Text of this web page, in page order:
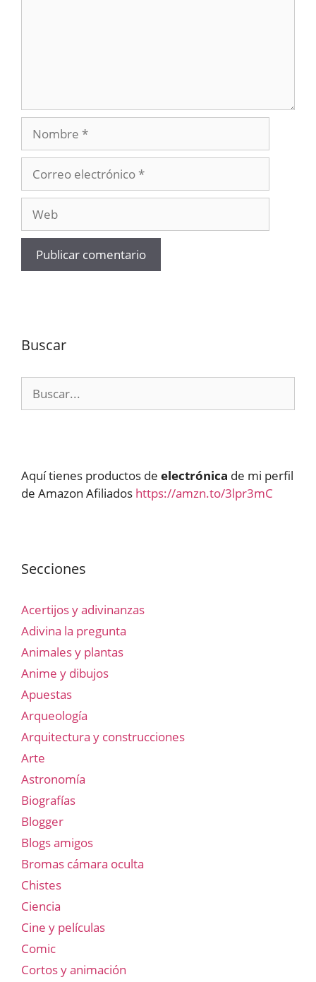
Nombre
electrónico
Buscar
Aquí tienes productos de electrónica de mi perfil
de Amazon Afiliados https://amzn.to/3lpr3mC
Secciones
Acertijos y adivinanzas
Adivina la pregunta
Animales y plantas
Anime y dibujos
Apuestas
Arqueología
Arquitectura y construcciones
Arte
Astronomía
Biografías
Blogger
Blogs amigos
Bromas cámara oculta
Chistes
Ciencia
Cine y películas
Comic
Cortos y animación